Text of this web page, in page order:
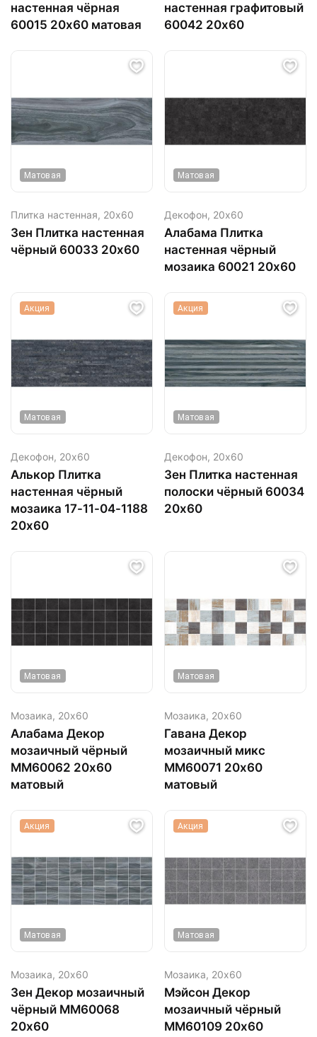
настенная чёрная
60015 20х60 матовая
настенная графитовый
60042 20х60
Матовая
Плитка настенная, 20х60
Зен Плитка настенная
чёрный 60033 20х60
Матовая
Декофон, 20х60
Алабама Плитка
настенная чёрный
мозаика 60021 20х60
Акция
Матовая
Декофон, 20х60
Алькор Плитка
настенная чёрный
мозаика 17-11-04-1188
20х60
Акция
Матовая
Декофон, 20х60
Зен Плитка настенная
полоски чёрный 60034
20х60
Матовая
Мозаика, 20х60
Алабама Декор
мозаичный чёрный
ММ60062 20х60
матовый
Матовая
Мозаика, 20х60
Гавана Декор
мозаичный микс
MM60071 20х60
матовый
Акция
Матовая
Мозаика, 20х60
Зен Декор мозаичный
чёрный MM60068
20х60
Акция
Матовая
Мозаика, 20х60
Мэйсон Декор
мозаичный чёрный
MM60109 20х60